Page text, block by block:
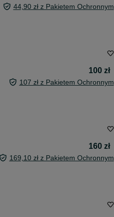
44,90 zł z Pakietem Ochronnym
100 zł
107 zł z Pakietem Ochronnym
160 zł
169,10 zł z Pakietem Ochronnym